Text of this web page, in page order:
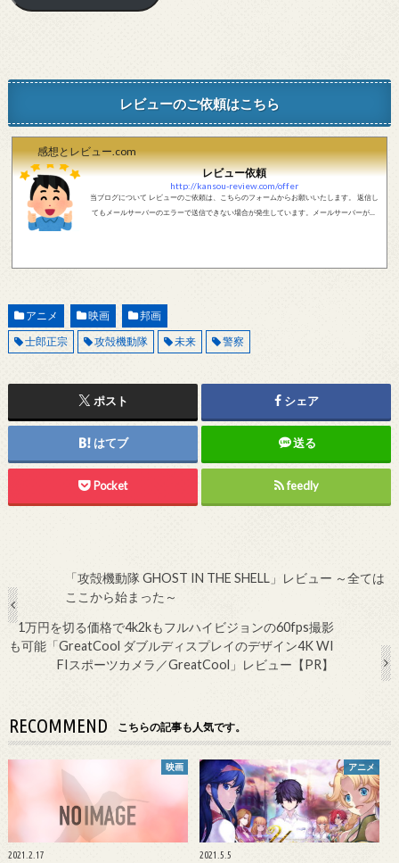
レビューのご依頼はこちら
感想とレビュー.com
レビュー依頼
http://kansou-review.com/offer
当ブログについて レビューのご依頼は、こちらのフォームからお願いいたします。 返信し
てもメールサーバーのエラーで送信できない場合が発生しています。メールサーバーが正
アニメ 映画
邦画
士郎正宗
攻殻機動隊 未来 警察
ポスト シェア
はてブ 送る
Pocket feedly
「攻殻機動隊 GHOST IN THE SHELL」レビュー ～全ては
ここから始まった～
1万円を切る価格で4k2kもフルハイビジョンの60fps撮影
も可能「GreatCool ダブルディスプレイのデザイン4K WI
FIスポーツカメラ／GreatCool」レビュー【PR】
RECOMMEND こちらの記事も人気です。
映画
2021.2.17
アニメ
2021.5.5